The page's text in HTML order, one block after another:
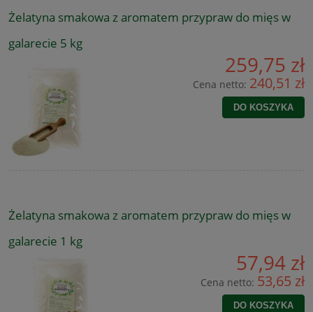
Żelatyna smakowa z aromatem przypraw do mięs w
galarecie 5 kg
259,75 zł
Cena netto: 240,51 zł
DO KOSZYKA
Żelatyna smakowa z aromatem przypraw do mięs w
galarecie 1 kg
57,94 zł
Cena netto: 53,65 zł
DO KOSZYKA